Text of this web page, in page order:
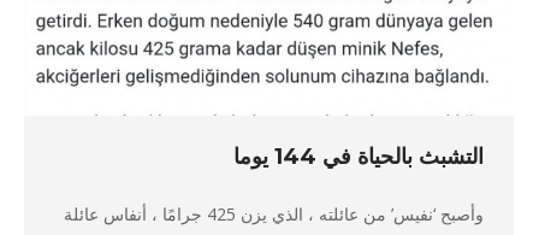
التشبث بالحياة في 144 يوما
وأصبح ‘نفيس’ من عائلته ، الذي يزن 425 جرامًا ، أنفاس عائلة